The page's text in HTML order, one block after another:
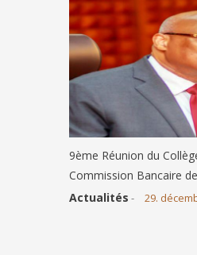
9ème Réunion du
Commission Bancaire
Actualités - 29.